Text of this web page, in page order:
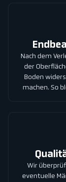
Nach dem
der
Boden
machen. So
Wir
eventuelle